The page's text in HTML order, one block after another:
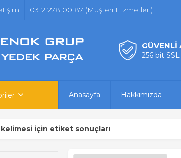
0312 278 00 87 (Müşteri Hizmetleri)
GÜVENLİ
256 bit
Anasayfa Hakkımızda
için etiket sonuçları